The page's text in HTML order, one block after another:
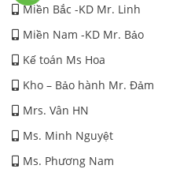
Miền Bắc -KD Mr. Linh
Miền Nam -KD Mr. Bảo
Kế toán Ms Hoa
Kho – Bảo hành Mr. Đảm
Mrs. Vân HN
Ms. Minh Nguyệt
Ms. Phương Nam